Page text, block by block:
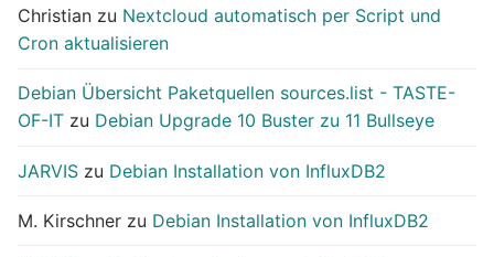
Christian zu Nextcloud automatisch per Script und
Cron aktualisieren
Debian Übersicht Paketquellen sources.list - TASTE-
OF-IT zu Debian Upgrade 10 Buster zu 11 Bullseye
JARVIS zu Debian Installation von InfluxDB2
M. Kirschner zu Debian Installation von InfluxDB2